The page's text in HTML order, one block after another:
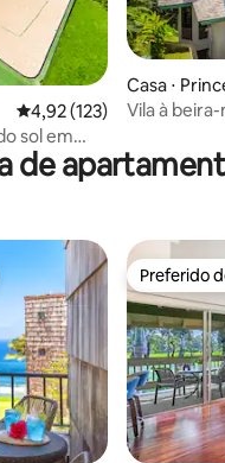
4,92 de uma avaliação
4,92 (123)
sol em
Casa ⋅
Vila à
de
hóspedes Preferido
Preferido